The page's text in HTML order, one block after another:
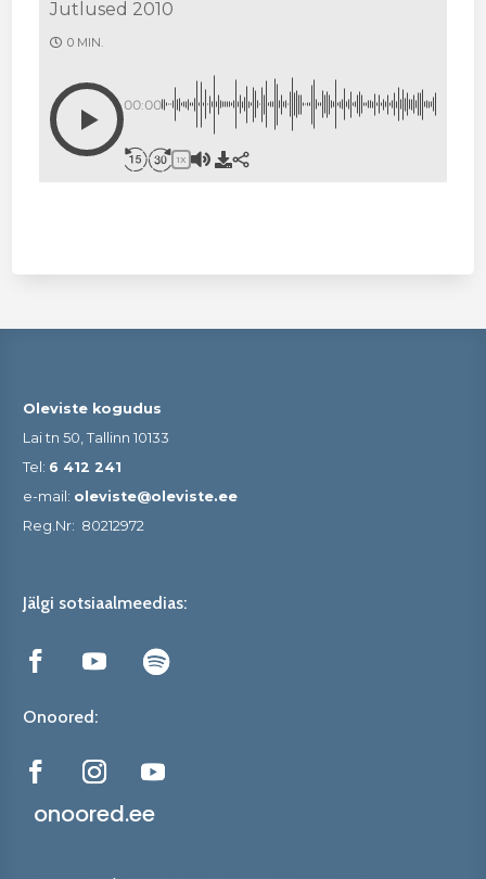
Jutlused 2010
0 MIN.
00:00
1X
Oleviste kogudus
Lai tn 50, Tallinn 10133
Tel: 6 412 241
e-mail: oleviste@oleviste.ee
Reg.Nr: 80212972
Jälgi sotsiaalmeedias:
Onoored:
onoored.ee